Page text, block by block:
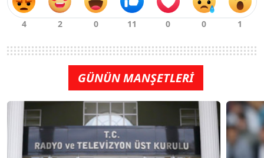
GÜNÜN MANŞETLERİ